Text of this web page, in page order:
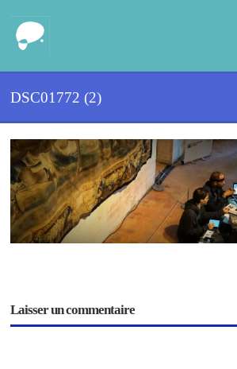
DSC01772 (2)
Laisser un commentaire